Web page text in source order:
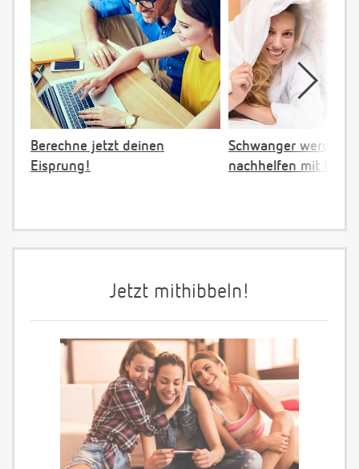
Berechne jetzt deinen
Eisprung!
Schwanger werden:
nachhelfen mit NFP
Jetzt mithibbeln!